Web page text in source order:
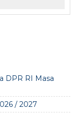
DPR RI Masa
/ 2027